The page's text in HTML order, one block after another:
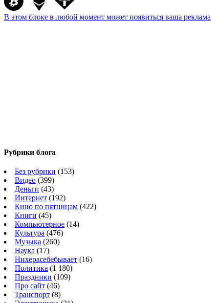
В этом блоке в любой момент может появиться ваша реклама
Рубрики блога
Без рубрики (153)
Видео (399)
Деньги (43)
Интернет (192)
Кино по пятницам (422)
Книги (45)
Компьютерное (14)
Культура (476)
Музыка (260)
Наука (17)
Нихерасебебывает (16)
Политика (1 180)
Праздники (109)
Про сайт (46)
Транспорт (8)